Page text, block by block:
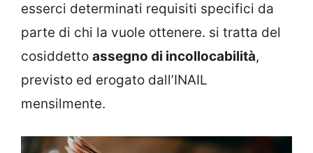
esserci determinati requisiti specifici da
parte di chi la vuole ottenere. si tratta del
cosiddetto assegno di incollocabilità,
previsto ed erogato dall’INAIL
mensilmente.